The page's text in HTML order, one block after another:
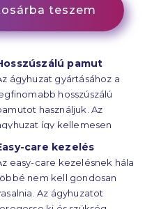
teszem
pamut
ágyhuzat gyártásához a
hosszúszálú
használjuk. Az
így kellemesen
care kezelés
easy-care kezelésnek hála
nem kell gondosan
Az ágyhuzatot